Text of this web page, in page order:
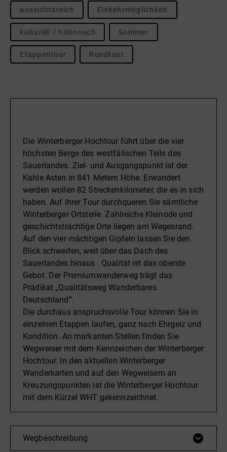
aussichtsreich Einkehrmöglichkeit
kulturell / historisch Sommer
Etappentour Rundtour
Die Winterberger Hochtour führt über die vier
höchsten Berge des westfälischen Teils des
Sauerlandes. Ziel- und Ausgangspunkt ist der
Kahle Asten in 841 Metern Höhe. Erwandert
werden wollen 82 Streckenkilometer, die es in sich
haben. Auf Ihrer Tour durchqueren Sie sämtliche
Winterberger Ortsteile. Zahlreiche Kleinode und
geschichtsträchtige Orte liegen am Wegesrand.
Auf den vier mächtigen Gipfeln lassen Sie den
Blick schweifen, weit über das Dach des
Sauerlandes hinaus . Qualität ist das oberste
Gebot. Der Premiumwanderweg trägt das
Prädikat „Qualitätsweg Wanderbares
Deutschland“.
Die durchaus anspruchsvolle Tour können Sie in
einzelnen Etappen laufen, ganz nach Ehrgeiz und
Kondition. An markanten Stellen finden Sie
Wegweiser mit dem Kennzeichen der Winterberger
Hochtour. In den aktuellen Winterberger
Wanderkarten und auf den Wegweisern an
Kreuzungspunkten ist die Winterberger Hochtour
mit dem Kürzel WHT gekennzeichnet.
Wegbeschreibung